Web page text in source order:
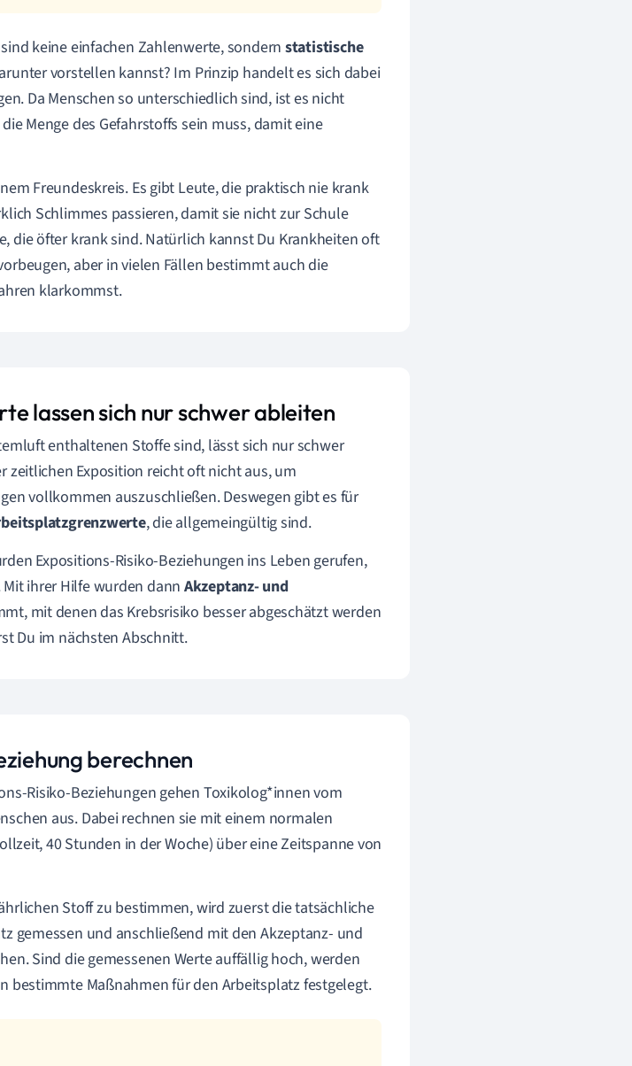
keine einfachen Zahlenwerte, sondern statistische
vorstellen kannst? Im Prinzip handelt es sich dabei
Da Menschen so unterschiedlich sind, ist es nicht
Menge des Gefahrstoffs sein muss, damit eine
Freundeskreis. Es gibt Leute, die praktisch nie krank
Schlimmes passieren, damit sie nicht zur Schule
die öfter krank sind. Natürlich kannst Du Krankheiten oft
aber in vielen Fällen bestimmt auch die
klarkommst.
lassen sich nur schwer ableiten
enthaltenen Stoffe sind, lässt sich nur schwer
zeitlichen Exposition reicht oft nicht aus, um
vollkommen auszuschließen. Deswegen gibt es für
, die allgemeingültig sind.
Expositions-Risiko-Beziehungen ins Leben gerufen,
ihrer Hilfe wurden dannAkzeptanz- und
mit denen das Krebsrisiko besser abgeschätzt werden
Du im nächsten Abschnitt.
berechnen
Risiko-Beziehungen gehen Toxikolog*innen vom
aus. Dabei rechnen sie mit einem normalen
40 Stunden in der Woche) über eine Zeitspanne von
Stoff zu bestimmen, wird zuerst die tatsächliche
gemessen und anschließend mit denAkzeptanz- und
Sind die gemessenen Werte auffällig hoch, werden
bestimmte Maßnahmen für den Arbeitsplatz festgelegt.